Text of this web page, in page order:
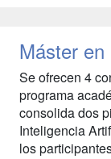
Máster
Se ofrecen 4
programa
consolida dos
Inteligencia
los